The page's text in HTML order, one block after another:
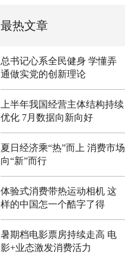
最热文章
总书记心系全民健身 学懂弄
通做实党的创新理论
上半年我国经营主体结构持续
优化 7月数据向新向好
夏日经济乘“热”而上 消费市场
向“新”而行
体验式消费带热运动相机 这
样的中国怎一个酷字了得
暑期档电影票房持续走高 电
影+业态激发消费活力